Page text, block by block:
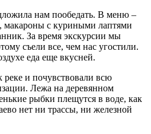
нам пообедать. В меню –
макароны с куриными лаптями
За время экскурсии мы
съели все, чем нас угостили.
еда еще вкусней.
и почувствовали всю
Лежа на деревянном
рыбки плещутся в воде, как
нет ни трассы, ни железной